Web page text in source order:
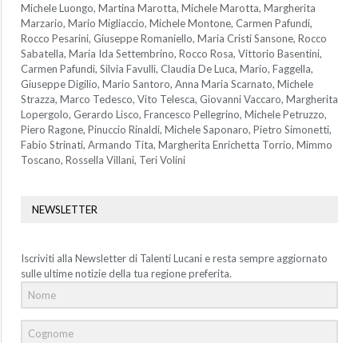
Michele Luongo, Martina Marotta, Michele Marotta, Margherita
Marzario, Mario Migliaccio, Michele Montone, Carmen Pafundi,
Rocco Pesarini, Giuseppe Romaniello, Maria Cristi Sansone, Rocco
Sabatella, Maria Ida Settembrino, Rocco Rosa, Vittorio Basentini,
Carmen Pafundi, Silvia Favulli, Claudia De Luca, Mario, Faggella,
Giuseppe Digilio, Mario Santoro, Anna Maria Scarnato, Michele
Strazza, Marco Tedesco, Vito Telesca, Giovanni Vaccaro, Margherita
Lopergolo, Gerardo Lisco, Francesco Pellegrino, Michele Petruzzo,
Piero Ragone, Pinuccio Rinaldi, Michele Saponaro, Pietro Simonetti,
Fabio Strinati, Armando Tita, Margherita Enrichetta Torrio, Mimmo
Toscano, Rossella Villani, Teri Volini
NEWSLETTER
Iscriviti alla Newsletter di Talenti Lucani e resta sempre aggiornato
sulle ultime notizie della tua regione preferita.